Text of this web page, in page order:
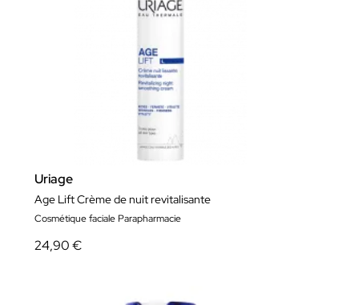
Uriage
Age Lift Crème de nuit revitalisante
Cosmétique faciale Parapharmacie
24,90 €